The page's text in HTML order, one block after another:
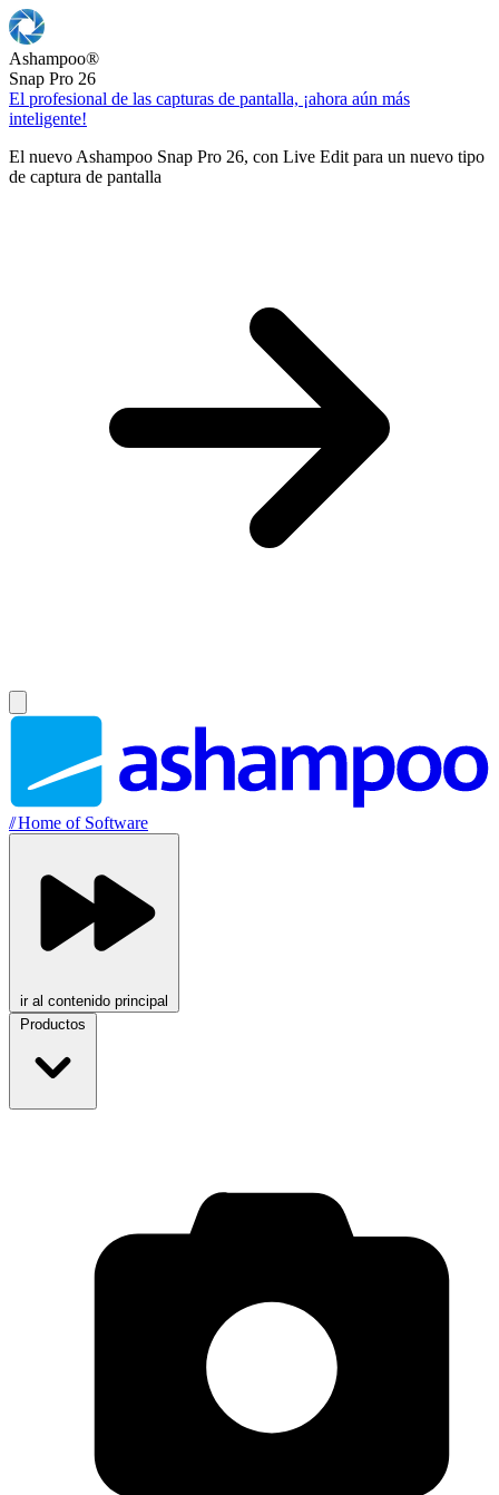
Ashampoo®
Snap Pro 26
El profesional de las capturas de pantalla, ¡ahora aún más
inteligente!
El nuevo Ashampoo Snap Pro 26, con Live Edit para un nuevo tipo
de captura de pantalla
//Home of Software
ir al contenido principal
Productos